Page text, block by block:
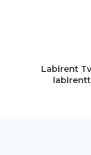
Labirent